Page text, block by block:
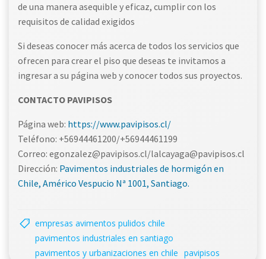
de una manera asequible y eficaz, cumplir con los
requisitos de calidad exigidos
Si deseas conocer más acerca de todos los servicios que
ofrecen para crear el piso que deseas te invitamos a
ingresar a su página web y conocer todos sus proyectos.
CONTACTO PAVIPISOS
Página web: https://www.pavipisos.cl/
Teléfono: +56944461200/+56944461199
Correo: egonzalez@pavipisos.cl/lalcayaga@pavipisos.cl
Dirección: Pavimentos industriales de hormigón en
Chile, Américo Vespucio Nª 1001, Santiago.
empresas avimentos pulidos chile
pavimentos industriales en santiago
pavimentos y urbanizaciones en chile pavipisos